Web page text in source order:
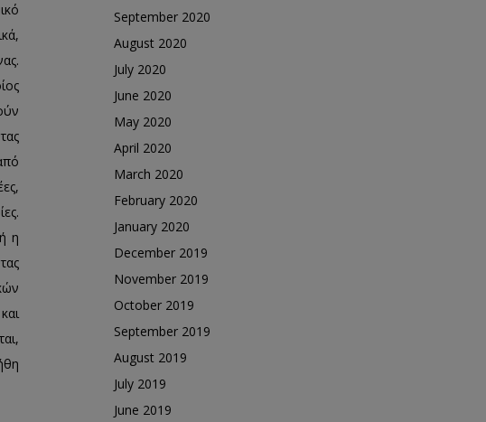
η
September 2020
August 2020
July 2020
June 2020
May 2020
April 2020
March 2020
February 2020
January 2020
December 2019
November 2019
October 2019
September 2019
August 2019
July 2019
June 2019